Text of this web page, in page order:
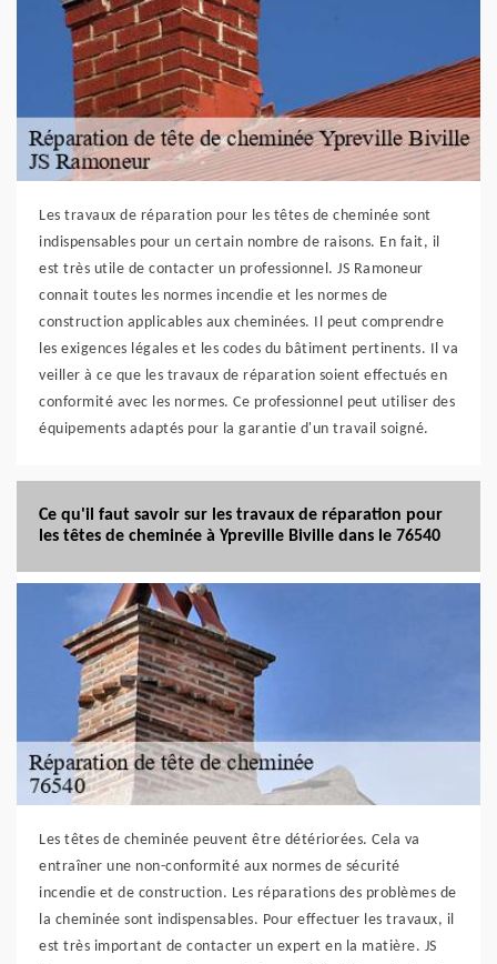
Les travaux de réparation pour les têtes de cheminée sont
indispensables pour un certain nombre de raisons. En fait, il
est très utile de contacter un professionnel. JS Ramoneur
connait toutes les normes incendie et les normes de
construction applicables aux cheminées. Il peut comprendre
les exigences légales et les codes du bâtiment pertinents. Il va
veiller à ce que les travaux de réparation soient effectués en
conformité avec les normes. Ce professionnel peut utiliser des
équipements adaptés pour la garantie d'un travail soigné.
Ce qu'il faut savoir sur les travaux de réparation pour
les têtes de cheminée à Ypreville Biville dans le 76540
Les têtes de cheminée peuvent être détériorées. Cela va
entraîner une non-conformité aux normes de sécurité
incendie et de construction. Les réparations des problèmes de
la cheminée sont indispensables. Pour effectuer les travaux, il
est très important de contacter un expert en la matière. JS